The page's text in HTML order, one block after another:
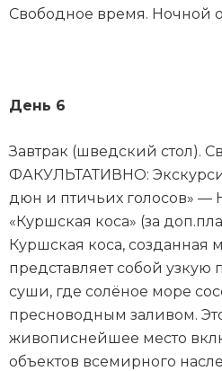
Свободное время. Ночной
День 6
Завтрак (шведский стол).
ФАКУЛЬТАТИВНО:
дюн и птичьих голосов»
«Куршская коса» (за
Куршская коса, созданная
представляет собой узкую
суши, где солёное море
пресноводным заливом.
живописнейшее место
объектов всемирного